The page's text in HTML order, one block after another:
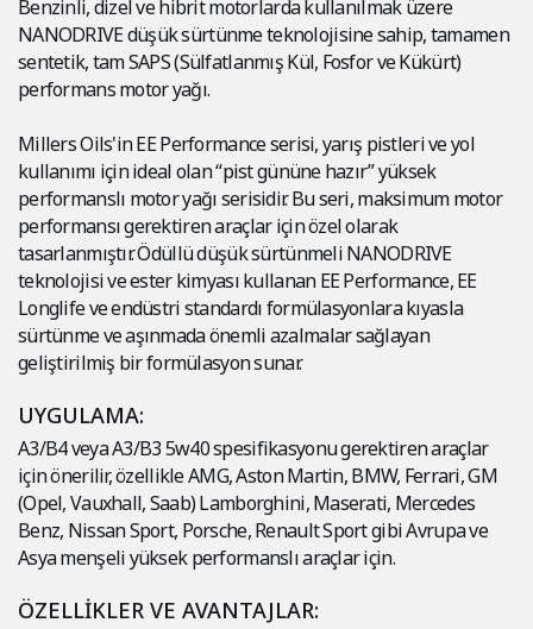
Benzinli, dizel ve hibrit motorlarda kullanılmak üzere
NANODRIVE düşük sürtünme teknolojisine sahip, tamamen
sentetik, tam SAPS (Sülfatlanmış Kül, Fosfor ve Kükürt)
performans motor yağı.
Millers Oils'in EE Performance serisi, yarış pistleri ve yol
kullanımı için ideal olan “pist gününe hazır” yüksek
performanslı motor yağı serisidir. Bu seri, maksimum motor
performansı gerektiren araçlar için özel olarak
tasarlanmıştır. Ödüllü düşük sürtünmeli NANODRIVE
teknolojisi ve ester kimyası kullanan EE Performance, EE
Longlife ve endüstri standardı formülasyonlara kıyasla
sürtünme ve aşınmada önemli azalmalar sağlayan
geliştirilmiş bir formülasyon sunar.
UYGULAMA:
A3/B4 veya A3/B3 5w40 spesifikasyonu gerektiren araçlar
için önerilir, özellikle AMG, Aston Martin, BMW, Ferrari, GM
(Opel, Vauxhall, Saab) Lamborghini, Maserati, Mercedes
Benz, Nissan Sport, Porsche, Renault Sport gibi Avrupa ve
Asya menşeli yüksek performanslı araçlar için.
ÖZELLİKLER VE AVANTAJLAR: